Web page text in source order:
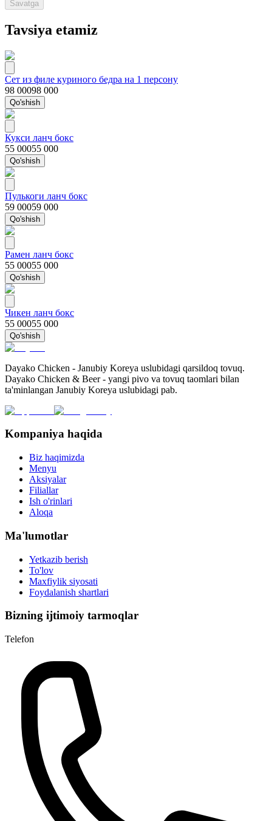
Savatga
Tavsiya etamiz
Сет из филе куриного бедра на 1 персону
98 00098 000
Qo'shish
Кукси ланч бокс
55 00055 000
Qo'shish
Пулькоги ланч бокс
59 00059 000
Qo'shish
Рамен ланч бокс
55 00055 000
Qo'shish
Чикен ланч бокс
55 00055 000
Qo'shish
Dayako Chicken - Janubiy Koreya uslubidagi qarsildoq tovuq.
Dayako Chicken & Beer - yangi pivo va tovuq taomlari bilan
ta'minlangan Janubiy Koreya uslubidagi pab.
Kompaniya haqida
Biz haqimizda
Menyu
Aksiyalar
Filiallar
Ish o'rinlari
Aloqa
Ma'lumotlar
Yetkazib berish
To'lov
Maxfiylik siyosati
Foydalanish shartlari
Bizning ijtimoiy tarmoqlar
Telefon